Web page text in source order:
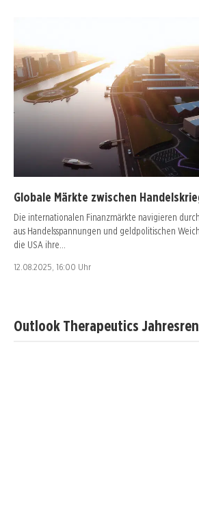
Globale Märkte zwischen
Die internationalen Finanzmärkte navigieren
aus Handelsspannungen und geldpolitischen
die USA ihre…
12.08.2025, 16:00 Uhr
Outlook Therapeutics